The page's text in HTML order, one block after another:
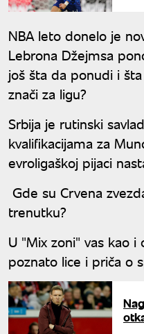
NBA leto donelo je
Lebrona Džejmsa
još šta da ponudi i
znači za ligu?
Srbija je rutinski
kvalifikacijama za
evroligaškoj pijaci
Gde su Crvena
trenutku?
U "Mix zoni" vas kao
poznato lice i priča o